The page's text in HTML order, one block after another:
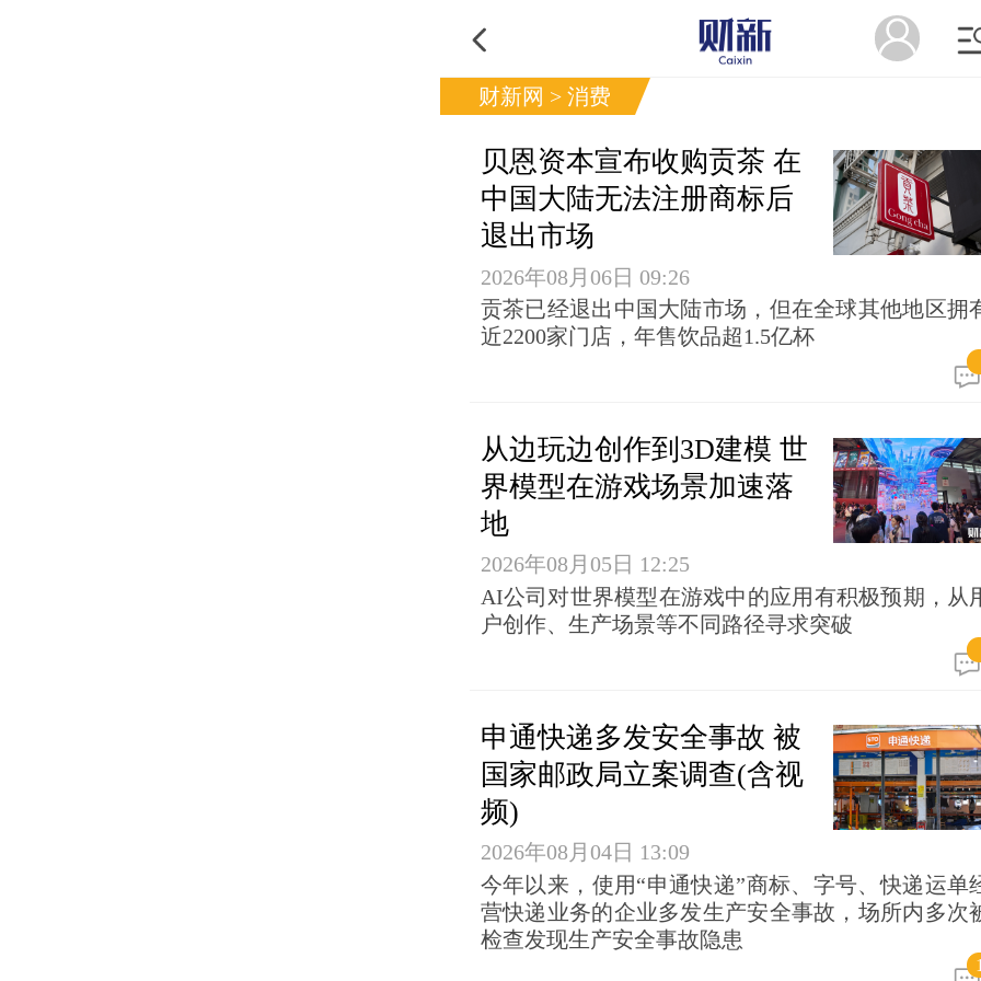
财新网 > 消费
贝恩资本宣布收购贡茶 在
中国大陆无法注册商标后
退出市场
2026年08月06日 09:26
贡茶已经退出中国大陆市场，但在全球其他地区拥
近2200家门店，年售饮品超1.5亿杯
从边玩边创作到3D建模 世
界模型在游戏场景加速落
地
2026年08月05日 12:25
AI公司对世界模型在游戏中的应用有积极预期，从
户创作、生产场景等不同路径寻求突破
申通快递多发安全事故 被
国家邮政局立案调查(含视
频)
2026年08月04日 13:09
今年以来，使用“申通快递”商标、字号、快递运单
营快递业务的企业多发生产安全事故，场所内多次
检查发现生产安全事故隐患